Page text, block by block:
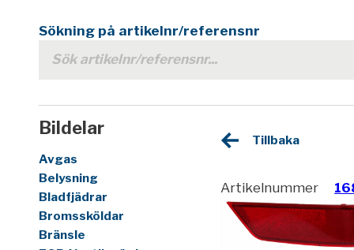
Sökning på artikelnr/referensnr
Bildelar
Avgas
Belysning
Bladfjädrar
Bromssköldar
Bränsle
Tillbaka
Artikelnummer